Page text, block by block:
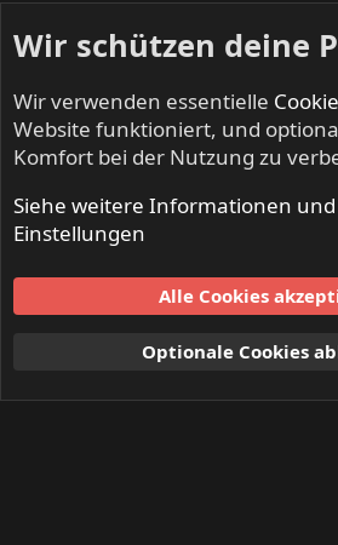
Mitglieder
Nutzungsbedingungen
S
Wir schützen deine
Wir verwenden essentielle
Website funktioniert, und
Komfort bei der Nutzung zu
Siehe weitere Informationen
Einstellungen
Alle Cookies
Optionale Cookies